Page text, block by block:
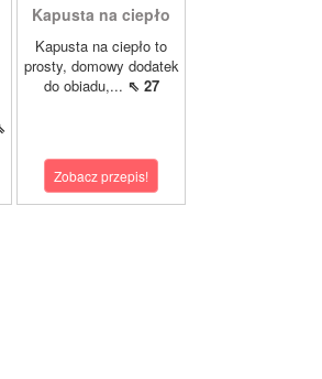
Kapusta na ciepło
Kapusta na ciepło to
prosty, domowy dodatek
do obiadu,... ⇖ 27
Zobacz przepis!